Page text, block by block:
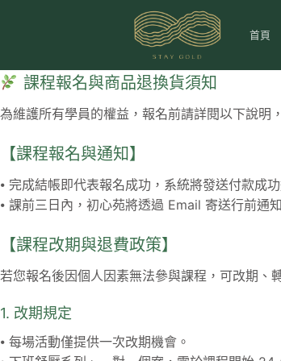
首頁
課程報名與商品退換貨須知
為維護所有學員的權益，報名前請詳閱以下說明
【課程報名與通知】
⦁ 完成結帳即代表報名成功，系統將發送付款成
⦁ 課前三日內，初心苑將透過 Email 寄送行前通
【課程改期與退費政策】
若您報名後因個人因素無法參與課程，可改期、
1. 改期規定
⦁ 每場活動僅提供一次改期機會。